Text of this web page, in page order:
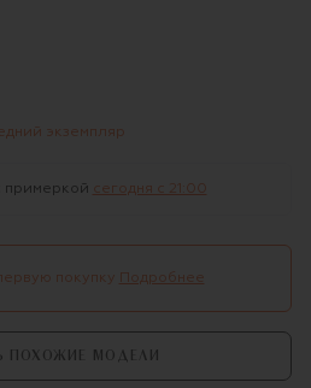
экземпляр
примеркой сегодня c 21:00
покупку Подробнее
ПОХОЖИЕ МОДЕЛИ